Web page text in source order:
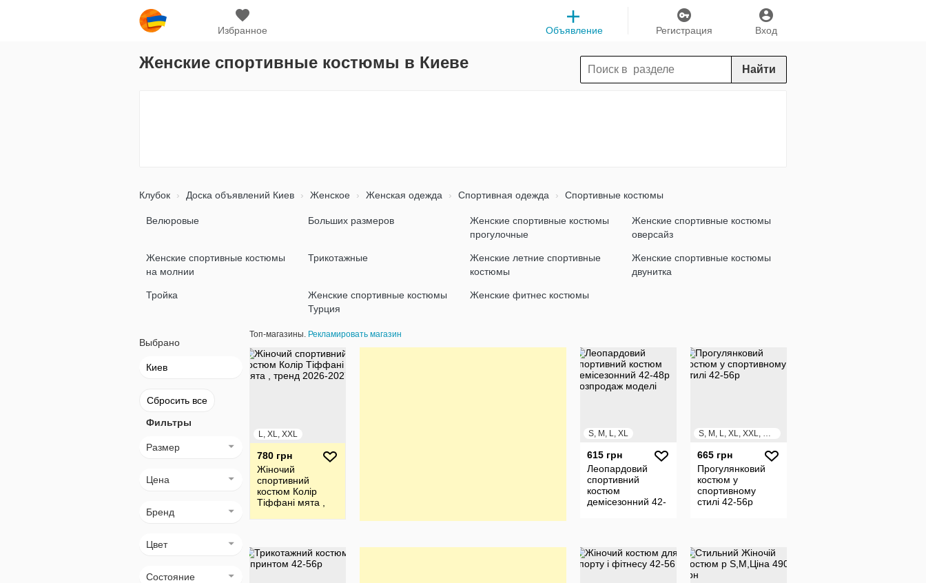
Избранное Вход
Регистрация
Объявление
Женские спортивные костюмы в Киеве Найти
Клубок Доска объявлений Киев Женское Женская одежда Спортивная одежда Спортивные костюмы
Велюровые Больших размеров
Женские спортивные костюмы
прогулочные
Женские спортивные костюмы
оверсайз
Женские спортивные костюмы
на молнии
Трикотажные
Женские летние спортивные
костюмы
Женские спортивные костюмы
двунитка
Тройка
Женские спортивные костюмы
Турция
Женские фитнес костюмы
Выбрано
Киев
Сбросить все
Фильтры
Размер
Цена
Бренд
Цвет
Состояние
Топ-магазины. Рекламировать магазин
L, XL, XXL
780 грн
Жіночий
спортивний
костюм Колір
Тіффані мята ,
S, M, L, XL
615 грн
Леопардовий
спортивний
костюм
демісезонний 42-
S, M, L, XL, XXL, XXXL
665 грн
Прогулянковий
костюм у
спортивному
стилі 42-56р